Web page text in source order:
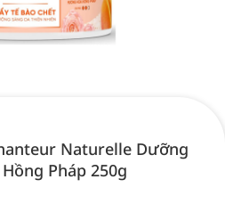
Naturelle Dưỡng
Pháp 250g